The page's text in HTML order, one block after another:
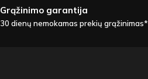
Grąžinimo garantija
30 dienų nemokamas prekių grąžinimas*